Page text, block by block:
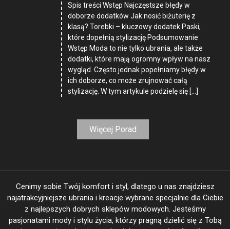
Spis treści Wstęp Najczęstsze błędy w
doborze dodatków Jak nosić biżuterię z
klasą? Torebki – kluczowy dodatek Paski,
które dopełnią stylizację Podsumowanie
Wstęp Moda to nie tylko ubrania, ale także
dodatki, które mają ogromny wpływ na nasz
wygląd. Często jednak popełniamy błędy w
ich doborze, co może zrujnować całą
stylizację. W tym artykule podzielę się […]
Więcej Porad
Cenimy sobie Twój komfort i styl, dlatego u nas znajdziesz
najatrakcyjniejsze ubrania i kreacje wybrane specjalnie dla Ciebie
z najlepszych dobrych sklepów modowych. Jesteśmy
pasjonatami mody i stylu życia, którzy pragną dzielić się z Tobą